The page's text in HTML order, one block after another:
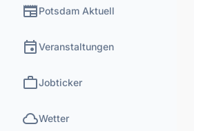
newspaperPotsdam Aktuell
eventVeranstaltungen
workJobticker
cloudWetter